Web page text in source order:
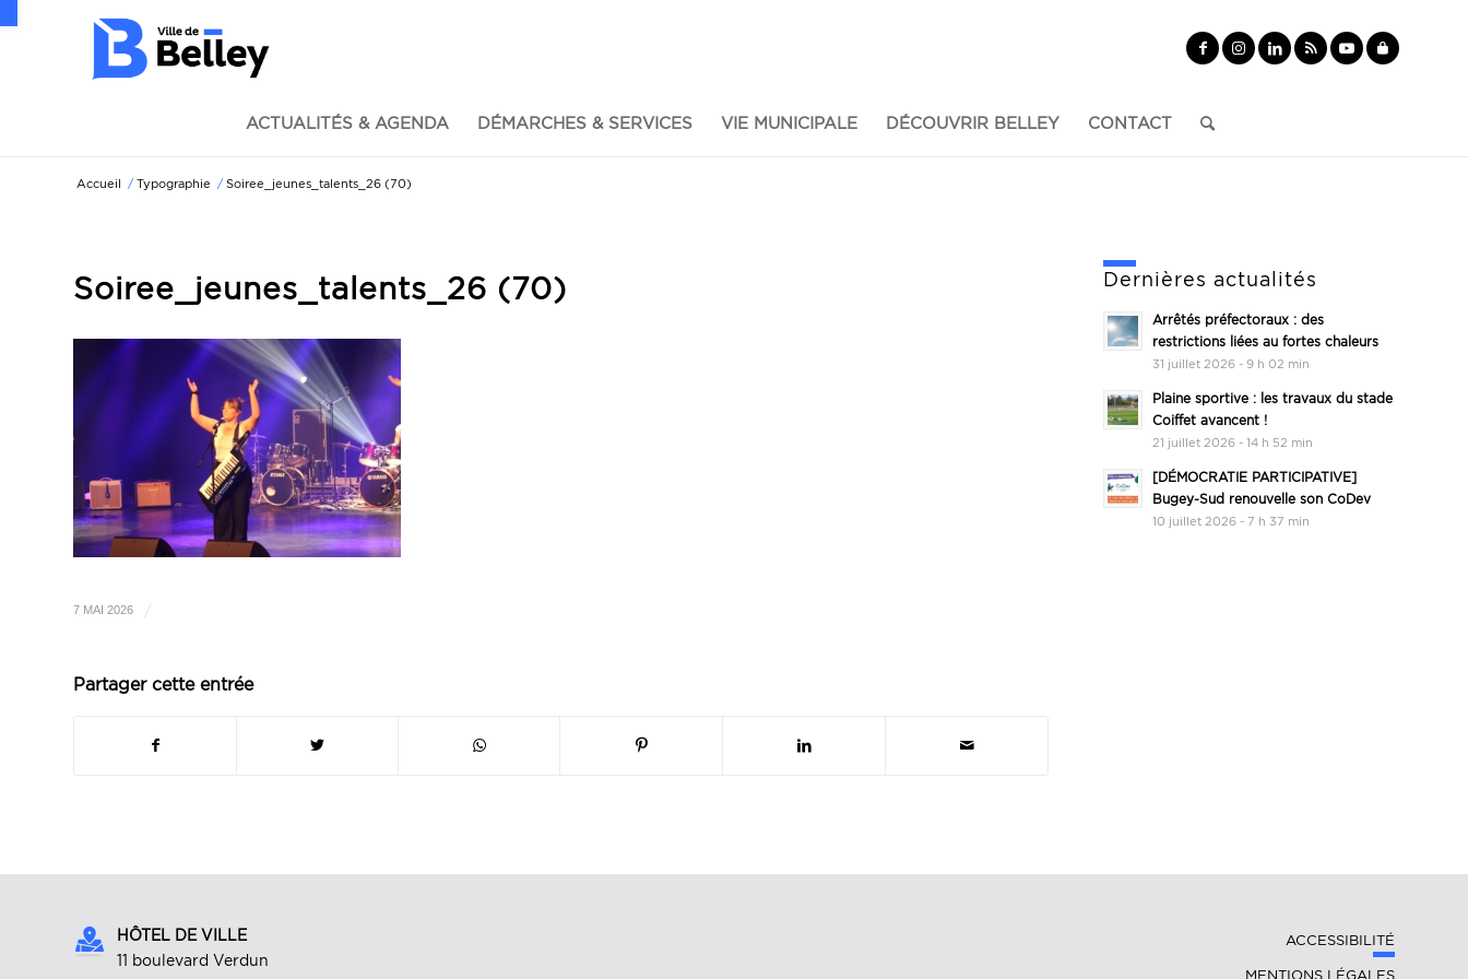
ACTUALITÉS & AGENDA DÉMARCHES & SERVICES VIE MUNICIPALE DÉCOUVRIR BELLEY CONTACT
Accueil / Typographie / Soiree_jeunes_talents_26 (70)
Soiree_jeunes_talents_26 (70)
7 MAI 2026 /
Partager cette entrée
Dernières actualités
Arrêtés préfectoraux : des
restrictions liées au fortes chaleurs
31 juillet 2026 - 9 h 02 min
Plaine sportive : les travaux du stade
Coiffet avancent !
21 juillet 2026 - 14 h 52 min
[DÉMOCRATIE PARTICIPATIVE]
Bugey-Sud renouvelle son CoDev
10 juillet 2026 - 7 h 37 min
HÔTEL DE VILLE
11 boulevard Verdun
ACCESSIBILITÉ
MENTIONS LÉGALES